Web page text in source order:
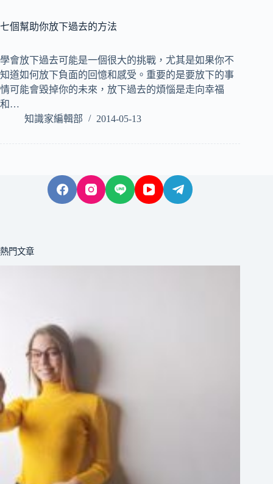
七個幫助你放下過去的方法
學會放下過去可能是一個很大的挑戰，尤其是如果你不
知道如何放下負面的回憶和感受。重要的是要放下的事
情可能會毀掉你的未來，放下過去的煩惱是走向幸福
和…
知識家編輯部
2014-05-13
熱門文章